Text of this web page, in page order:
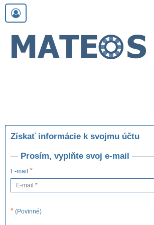
Získať informácie k svojmu účtu
Prosím, vyplňte svoj e-mail
E-mail:*
* (Povinné)